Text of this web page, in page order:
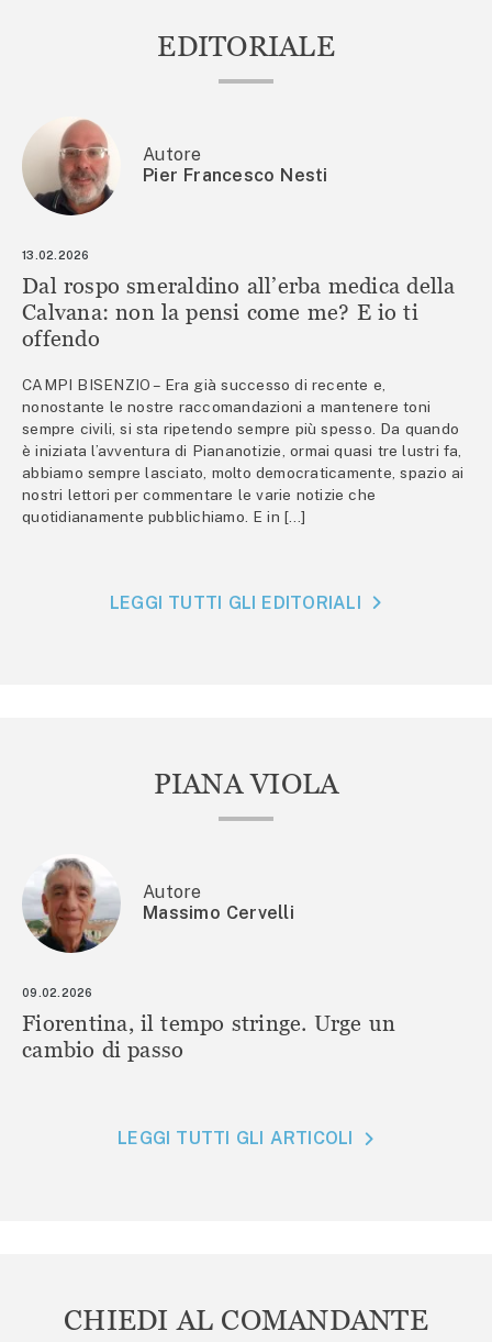
EDITORIALE
Autore
Pier Francesco Nesti
13.02.2026
Dal rospo smeraldino all’erba medica della
Calvana: non la pensi come me? E io ti
offendo
CAMPI BISENZIO – Era già successo di recente e,
nonostante le nostre raccomandazioni a mantenere toni
sempre civili, si sta ripetendo sempre più spesso. Da quando
è iniziata l’avventura di Piananotizie, ormai quasi tre lustri fa,
abbiamo sempre lasciato, molto democraticamente, spazio ai
nostri lettori per commentare le varie notizie che
quotidianamente pubblichiamo. E in […]
LEGGI TUTTI GLI EDITORIALI
PIANA VIOLA
Autore
Massimo Cervelli
09.02.2026
Fiorentina, il tempo stringe. Urge un
cambio di passo
LEGGI TUTTI GLI ARTICOLI
CHIEDI AL COMANDANTE